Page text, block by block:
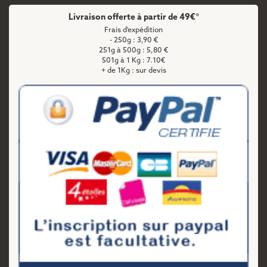
Livraison offerte à partir de 49€*
Frais d'expédition
- 250g : 3,90 €
251g à 500g : 5,80 €
501g à 1 Kg : 7.10€
+ de 1Kg : sur devis